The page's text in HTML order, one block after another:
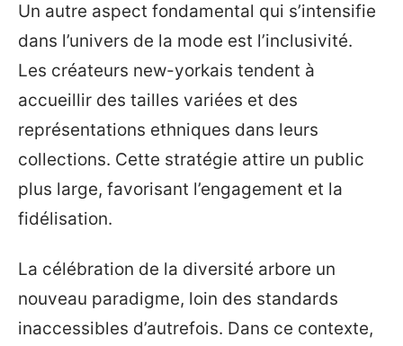
Un autre aspect fondamental qui s’intensifie
dans l’univers de la mode est l’inclusivité.
Les créateurs new-yorkais tendent à
accueillir des tailles variées et des
représentations ethniques dans leurs
collections. Cette stratégie attire un public
plus large, favorisant l’engagement et la
fidélisation.
La célébration de la diversité arbore un
nouveau paradigme, loin des standards
inaccessibles d’autrefois. Dans ce contexte,